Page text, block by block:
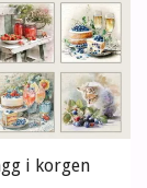
i korgen